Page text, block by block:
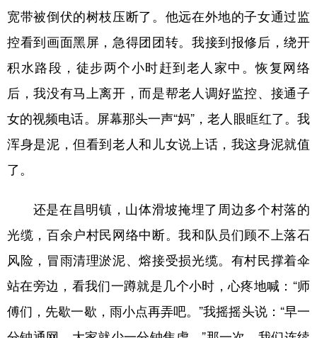
宽带被倒伏的树枝压断了。他远在外地的子女通过监
控看到画面黑屏，急得团团转。我接到报修后，绕开
积水路段，徒步两个小时赶到老人家中。恢复网络
后，我没有马上离开，而是帮老人调好监控、接通子
女的视频电话。屏幕那头一声“妈”，老人眼眶红了。我
浑身是泥，但看到老人和儿女说上话，我这身泥就值
了。
还是在昌明镇，山体滑坡掩埋了周边多个村落的
光缆，百余户村民网络中断。我和队员们顾不上落石
风险，冒雨清理淤泥、熔接受损光缆。有村民撑着伞
站在旁边，看我们一蹲就是几个小时，心疼地喊：“师
傅们，先歇一歇，雨小点再弄吧。”我摇摇头说：“早一